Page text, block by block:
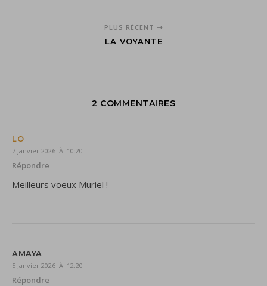
PLUS RÉCENT
LA VOYANTE
2 COMMENTAIRES
LO
7 Janvier 2026 À 10:20
Répondre
Meilleurs voeux Muriel !
AMAYA
5 Janvier 2026 À 12:20
Répondre